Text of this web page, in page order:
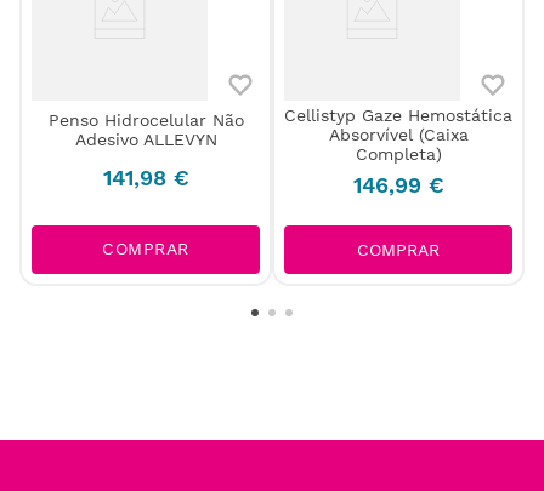
Penso Hidrocelular Não
Adesivo ALLEVYN
141,98 €
COMPRAR
Cellistyp Gaze Hemostática
Absorvível (Caixa
Completa)
146,99 €
COMPRAR